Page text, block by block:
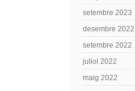
setembre 2023
desembre 2022
setembre 2022
juliol 2022
maig 2022